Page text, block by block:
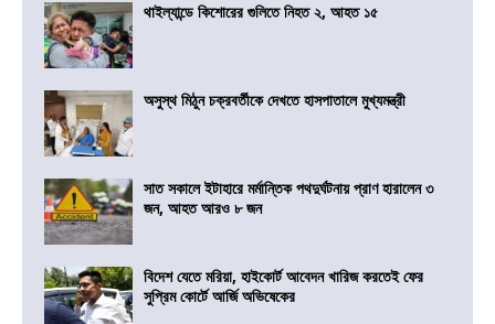
থাইল্যান্ডে কিশোরের গুলিতে নিহত ২, আহত ১৫
অসুস্থ মিঠুন চক্রবর্তীকে দেখতে হাসপাতালে মুখ্যমন্ত্রী
সাত সকালে ইটাহারে মর্মান্তিক পথদুর্ঘটনায় প্রাণ হারালেন ৩
জন, আহত আরও ৮ জন
বিদেশ যেতে মরিয়া, হাইকোর্ট আবেদন খারিজ করতেই ফের
সুপ্রিম কোর্টে আর্জি অভিষেকের